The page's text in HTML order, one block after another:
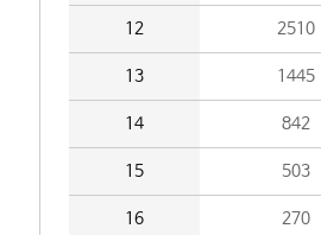
12 2510
13 1445
14 842
15 503
16 270